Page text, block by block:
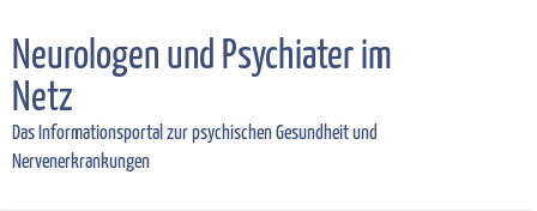
Neurologen und Psychiater im
Netz
Das Informationsportal zur psychischen Gesundheit und
Nervenerkrankungen